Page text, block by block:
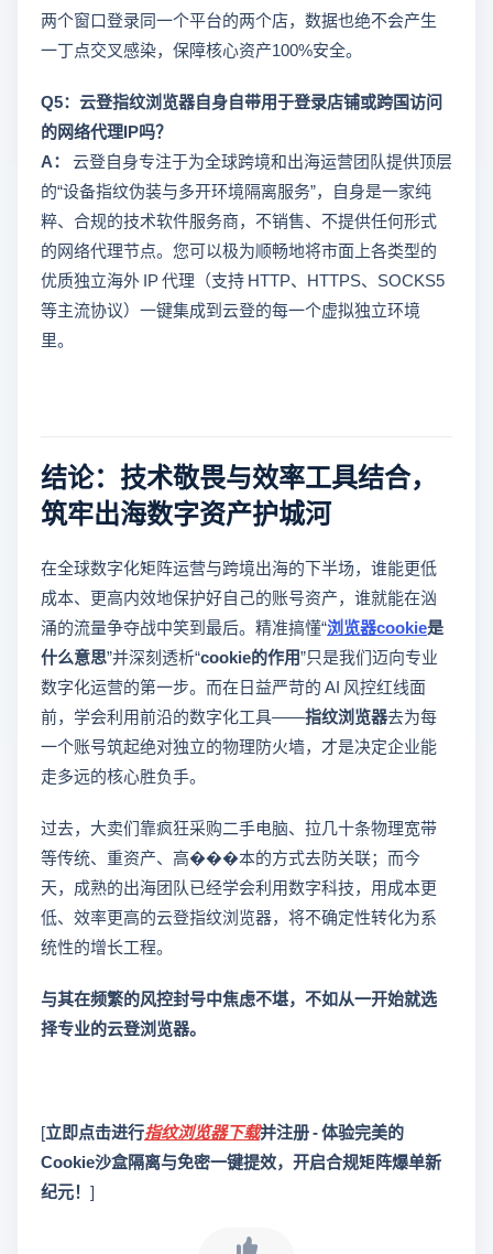
两个窗口登录同一个平台的两个店，数据也绝不会产生
一丁点交叉感染，保障核心资产100%安全。
Q5：云登指纹浏览器自身自带用于登录店铺或跨国访问
的网络代理IP吗？
A： 云登自身专注于为全球跨境和出海运营团队提供顶层
的“设备指纹伪装与多开环境隔离服务”，自身是一家纯
粹、合规的技术软件服务商，不销售、不提供任何形式
的网络代理节点。您可以极为顺畅地将市面上各类型的
优质独立海外 IP 代理（支持 HTTP、HTTPS、SOCKS5
等主流协议）一键集成到云登的每一个虚拟独立环境
里。
结论：技术敬畏与效率工具结合，
筑牢出海数字资产护城河
在全球数字化矩阵运营与跨境出海的下半场，谁能更低
成本、更高内效地保护好自己的账号资产，谁就能在汹
涌的流量争夺战中笑到最后。精准搞懂“浏览器cookie是
什么意思”并深刻透析“cookie的作用”只是我们迈向专业
数字化运营的第一步。而在日益严苛的 AI 风控红线面
前，学会利用前沿的数字化工具——指纹浏览器去为每
一个账号筑起绝对独立的物理防火墙，才是决定企业能
走多远的核心胜负手。
过去，大卖们靠疯狂采购二手电脑、拉几十条物理宽带
等传统、重资产、高���本的方式去防关联；而今
天，成熟的出海团队已经学会利用数字科技，用成本更
低、效率更高的云登指纹浏览器，将不确定性转化为系
统性的增长工程。
与其在频繁的风控封号中焦虑不堪，不如从一开始就选
择专业的云登浏览器。
[立即点击进行指纹浏览器下载并注册 - 体验完美的
Cookie沙盒隔离与免密一键提效，开启合规矩阵爆单新
纪元！ ]